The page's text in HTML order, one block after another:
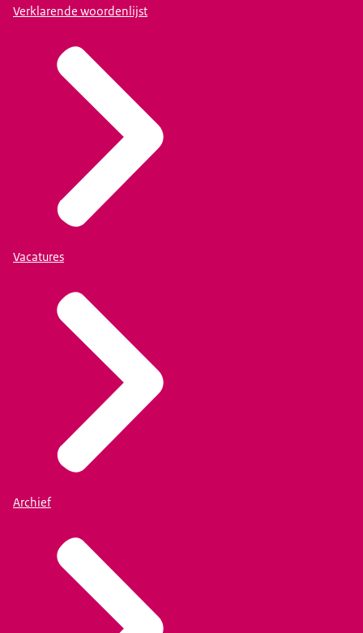
Verklarende woordenlijst
Vacatures
Archief